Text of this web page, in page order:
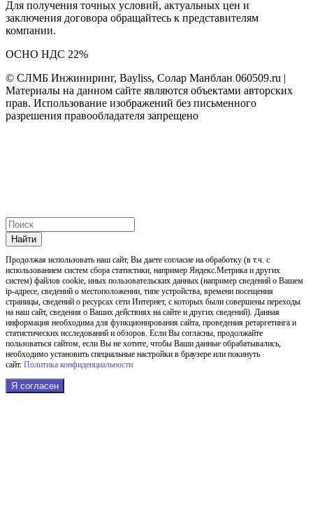
Для получения точных условий, актуальных цен и
заключения договора обращайтесь к представителям
компании.
ОСНО НДС 22%
© СЛМБ Инжиниринг, Bayliss, Солар Манблан 060509.ru |
Материалы на данном сайте являются объектами авторских
прав. Использование изображений без письменного
разрешения правообладателя запрещено
Найти
Продолжая использовать наш cайт, Вы даете согласие на обработку (в т.ч. с
использованием систем сбора статистики, например Яндекс.Метрика и других
систем) файлов cookie, иных пользовательских данных (например сведений о Вашем
ip-адресе, сведений о местоположении, типе устройства, времени посещения
страницы, сведений о ресурсах сети Интернет, с которых были совершены переходы
на наш сайт, сведения о Ваших действиях на сайте и других сведений). Данная
информация необходима для функционирования сайта, проведения ретаргетинга и
статистических исследований и обзоров. Если Вы согласны, продолжайте
пользоваться сайтом, если Вы не хотите, чтобы Ваши данные обрабатывались,
необходимо установить специальные настройки в браузере или покинуть
сайт. Политика конфиденциальности
Я согласен